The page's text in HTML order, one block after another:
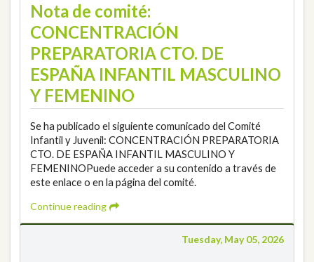
Nota de comité:
CONCENTRACIÓN
PREPARATORIA CTO. DE
ESPAÑA INFANTIL MASCULINO
Y FEMENINO
Se ha publicado el siguiente comunicado del Comité
Infantil y Juvenil: CONCENTRACIÓN PREPARATORIA
CTO. DE ESPAÑA INFANTIL MASCULINO Y
FEMENINOPuede acceder a su contenido a través de
este enlace o en la página del comité.
Continue reading
Tuesday, May 05, 2026